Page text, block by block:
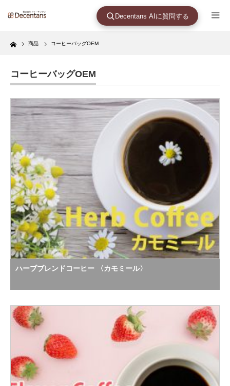
Decentans AIに質問する
Home 商品 コーヒーバッグOEM
コーヒーバッグOEM
ハーブブレンドコーヒー 〈カモミール〉